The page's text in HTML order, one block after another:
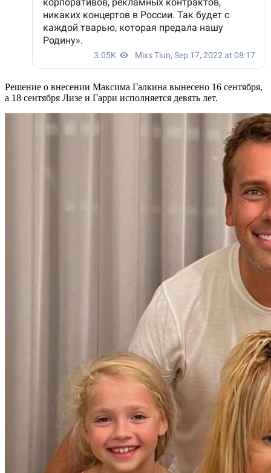
Решение о внесении Максима Галкина вынесено 16 сентября,
а 18 сентября Лизе и Гарри исполняется девять лет.